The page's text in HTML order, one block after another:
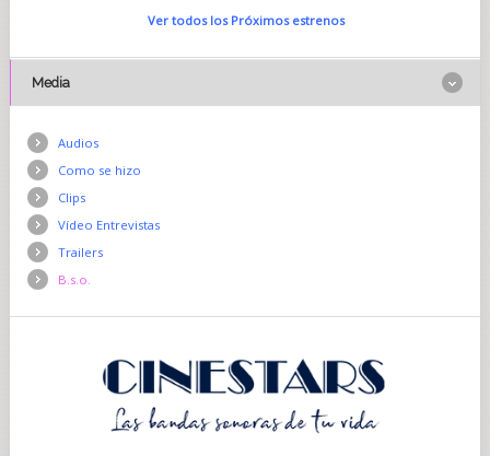
Ver todos los Próximos estrenos
Media
Audios
Como se hizo
Clips
Vídeo Entrevistas
Trailers
B.s.o.